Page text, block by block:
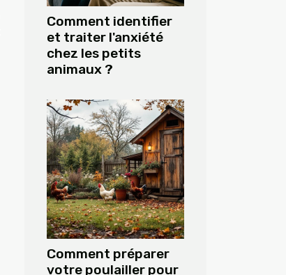
Comment identifier
et traiter l'anxiété
chez les petits
animaux ?
Comment préparer
votre poulailler pour